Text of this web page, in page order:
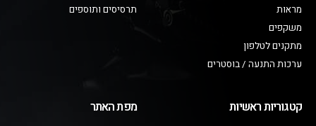
מראות
משקפים
מתקנים לטלפון
ערכות התנעה / בוסטרים
תרסיסים ותוספים
קטגוריות ראשיות מפת האתר